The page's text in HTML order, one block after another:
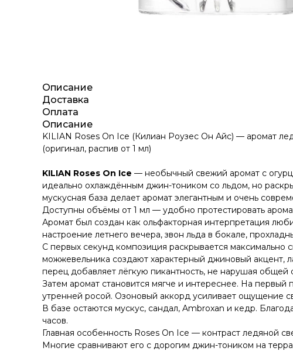
Описание
Доставка
Оплата
Описание
KILIAN Roses On Ice (Килиан Роузес Он Айс) — аромат
(оригинал, распив от 1 мл)
KILIAN Roses On Ice — необычный свежий аромат с
идеально охлаждённым джин-тоником со льдом, но
мускусная база делает аромат элегантным и очень
Доступны объёмы от 1 мл — удобно протестировать
Аромат был создан как ольфакторная интерпретация
настроение летнего вечера, звон льда в бокале,
С первых секунд композиция раскрывается максимально
можжевельника создают характерный джиновый акцент,
перец добавляет лёгкую пикантность, не нарушая общей
Затем аромат становится мягче и интереснее. На
утренней росой. Озоновый аккорд усиливает ощущение
В базе остаются мускус, сандал, Ambroxan и кедр.
часов.
Главная особенность Roses On Ice — контраст ледяной
Многие сравнивают его с дорогим джин-тоником на